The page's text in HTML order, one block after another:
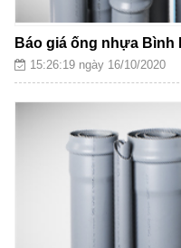
Báo giá ống nhựa Bình
15:26:19 ngày 16/10/2020